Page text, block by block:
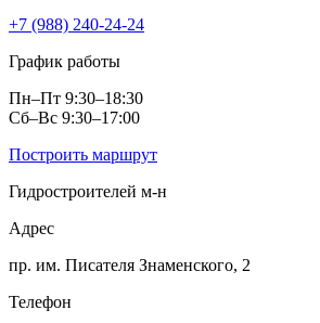
+7 (988) 240-24-24
График работы
Пн–Пт 9:30–18:30
Сб–Вс 9:30–17:00
Построить маршрут
Гидростроителей м‑н
Адрес
пр. им. Писателя Знаменского, 2
Телефон